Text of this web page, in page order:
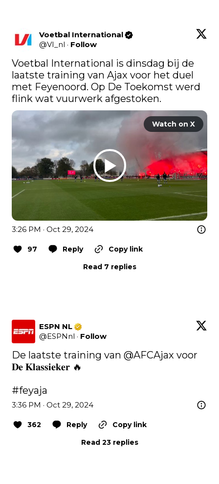
Voetbal International
@VI_nl · Follow
Voetbal International is dinsdag bij de
laatste training van Ajax voor het duel
met Feyenoord. Op De Toekomst werd
flink wat vuurwerk afgestoken.
Watch on X
3:26 PM · Oct 29, 2024
97 Reply
Copy link
Read 7 replies
ESPN NL
@ESPNnl · Follow
De laatste training van @AFCAjax voor
𝐃𝐞 𝐊𝐥𝐚𝐬𝐬𝐢𝐞𝐤𝐞𝐫 🔥
#feyaja
3:36 PM · Oct 29, 2024
362 Reply
Copy link
Read 23 replies